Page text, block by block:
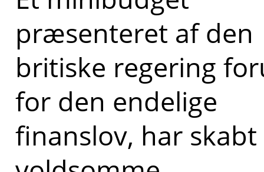
præsenteret af den
britiske regering
for den endelige
finanslov, har skabt